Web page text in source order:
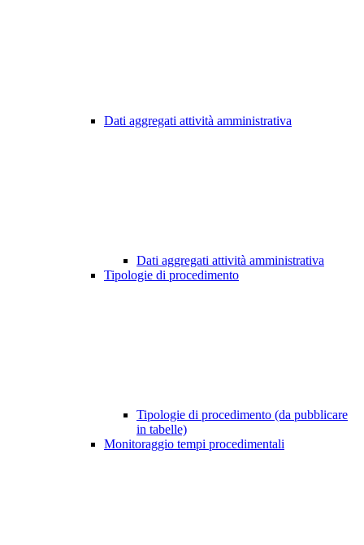
Dati aggregati attività amministrativa
Dati aggregati attività amministrativa
Tipologie di procedimento
Tipologie di procedimento (da pubblicare
in tabelle)
Monitoraggio tempi procedimentali